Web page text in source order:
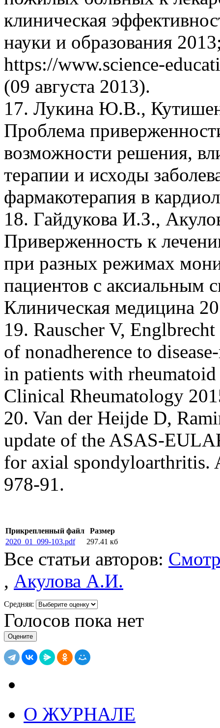
клиническая
науки и образования
https://www.science-
(09 августа 2013).
17. Лукина Ю.В.,
Проблема
возможности решения,
терапии и исходы
фармакотерапия в
18. Гайдукова И.З.,
Приверженность к
при разных режимах
пациентов с аксиальным
Клиническая медицина
19. Rauscher V,
of nonadherence to
in patients with
Clinical Rheumatology
20. Van der Heijde D,
update of the ASAS-
for axial spondyloarthritis.
978-91.
Прикрепленный файл
Размер
2020_01_099-103.pdf
297.41 кб
Все статьи авторов:
, Акулова А.И.
Средняя:
Голосов пока нет
О ЖУРНАЛЕ